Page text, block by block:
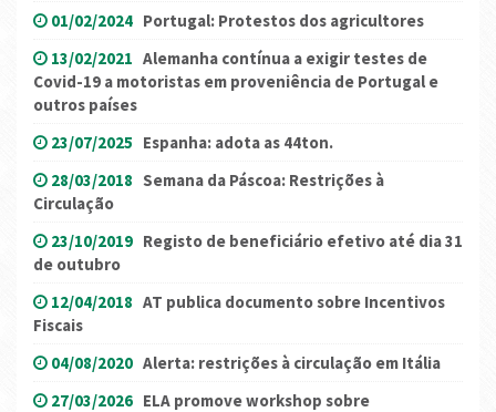
01/02/2024 Portugal: Protestos dos agricultores
13/02/2021 Alemanha contínua a exigir testes de
Covid-19 a motoristas em proveniência de Portugal e
outros países
23/07/2025 Espanha: adota as 44ton.
28/03/2018 Semana da Páscoa: Restrições à
Circulação
23/10/2019 Registo de beneficiário efetivo até dia 31
de outubro
12/04/2018 AT publica documento sobre Incentivos
Fiscais
04/08/2020 Alerta: restrições à circulação em Itália
27/03/2026 ELA promove workshop sobre